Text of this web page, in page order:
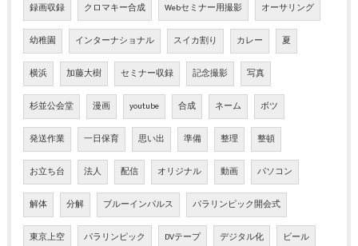
録画収録 クロマキー合成 Webセミナー用撮影 オーサリング
幼稚園 インターナショナル スイカ割り カレー 夏
横浜 加藤大樹 セミナー収録 記念撮影 写真
杉並公会堂 漫画 youtube 合成 ネーム ボツ
発送作業 一日保育 思い出 準備 整理 整頓
お立ち台 法人 配信 オリジナル 動画 パソコン
解体 分解 ブルーインパルス パラリンピック開会式
東京上空 パラリンピック DVテープ デジタル化 ビール